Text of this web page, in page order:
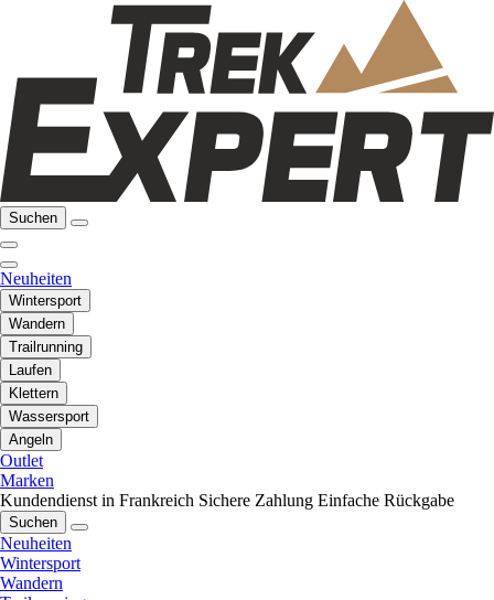
Suchen
Neuheiten
Wintersport
Wandern
Trailrunning
Laufen
Klettern
Wassersport
Angeln
Outlet
Marken
Kundendienst in Frankreich Sichere Zahlung Einfache Rückgabe
Suchen
Neuheiten
Wintersport
Wandern